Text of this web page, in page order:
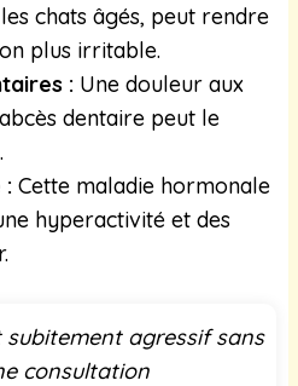
chats âgés, peut rendre
plus irritable.
: Une douleur aux
dentaire peut le
Cette maladie hormonale
hyperactivité et des
agressif sans
consultation